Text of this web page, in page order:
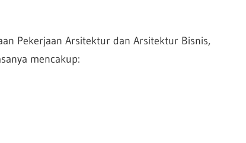
Pekerjaan Arsitektur dan Arsitektur Bisnis,
mencakup: